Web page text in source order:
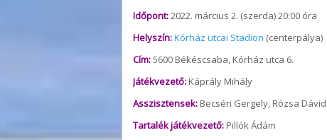
Időpont:2022. március 2. (szerda) 20:00 óra
Helyszín:Kórház utcai Stadion (centerpálya)
Cím:5600 Békéscsaba, Kórház utca 6.
Játékvezető: Káprály Mihály
Asszisztensek: Becséri Gergely, Rózsa Dávid
Tartalék játékvezető: Pillók Ádám